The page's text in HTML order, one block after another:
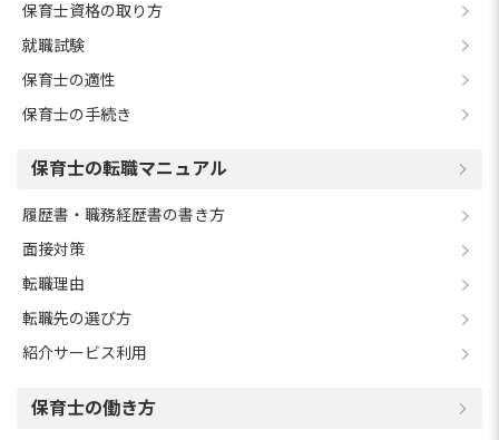
保育士資格の取り方
就職試験
保育士の適性
保育士の手続き
保育士の転職マニュアル
履歴書・職務経歴書の書き方
面接対策
転職理由
転職先の選び方
紹介サービス利用
保育士の働き方